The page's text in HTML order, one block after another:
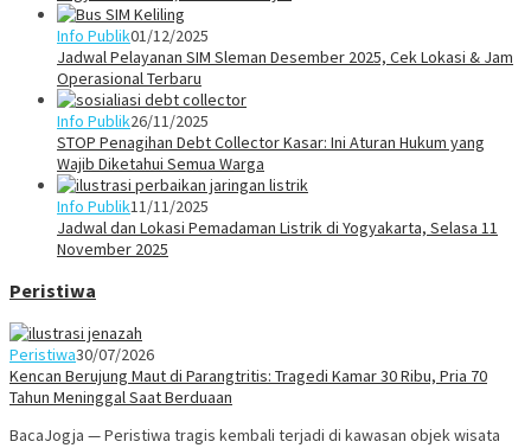
Info Publik01/12/2025
Jadwal Pelayanan SIM Sleman Desember 2025, Cek Lokasi & Jam
Operasional Terbaru
Info Publik26/11/2025
STOP Penagihan Debt Collector Kasar: Ini Aturan Hukum yang
Wajib Diketahui Semua Warga
Info Publik11/11/2025
Jadwal dan Lokasi Pemadaman Listrik di Yogyakarta, Selasa 11
November 2025
Peristiwa
Peristiwa30/07/2026
Kencan Berujung Maut di Parangtritis: Tragedi Kamar 30 Ribu, Pria 70
Tahun Meninggal Saat Berduaan
BacaJogja — Peristiwa tragis kembali terjadi di kawasan objek wisata